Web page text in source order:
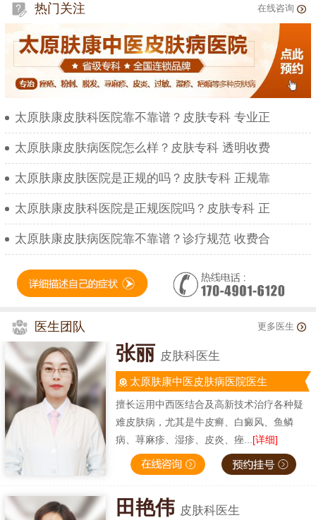
热门关注 在线咨询
太原肤康皮肤科医院靠不靠谱？皮肤专科 专业正
太原肤康皮肤病医院怎么样？皮肤专科 透明收费
太原肤康皮肤医院是正规的吗？皮肤专科 正规靠
太原肤康皮肤科医院是正规医院吗？皮肤专科 正
太原肤康皮肤病医院靠不靠谱？诊疗规范 收费合
医生团队 更多医生
张丽 皮肤科医生
太原肤康中医皮肤病医院医生
擅长运用中西医结合及高新技术治疗各种疑
难皮肤病，尤其是牛皮癣、白癜风、鱼鳞
病、荨麻疹、湿疹、皮炎、痤... [详细]
田艳伟 皮肤科医生